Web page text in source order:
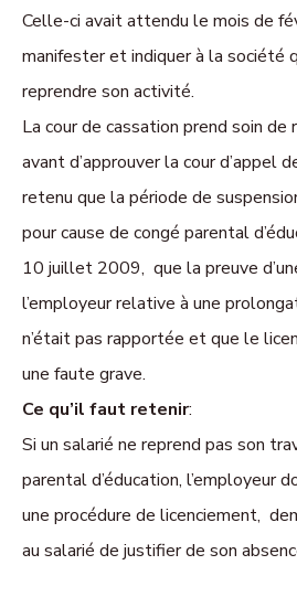
Celle-ci avait attendu le mois de
manifester et indiquer à la société
reprendre son activité.
La cour de cassation prend soin de
avant d’approuver la cour d’appel
retenu que la période de
pour cause de congé parental
10 juillet 2009, que la preuve
l’employeur relative à une
n’était pas rapportée et que le
une faute grave.
Ce qu’il faut retenir:
Si un salarié ne reprend pas son
parental d’éducation, l’employeur
une procédure de licenciement,
au salarié de justifier de son